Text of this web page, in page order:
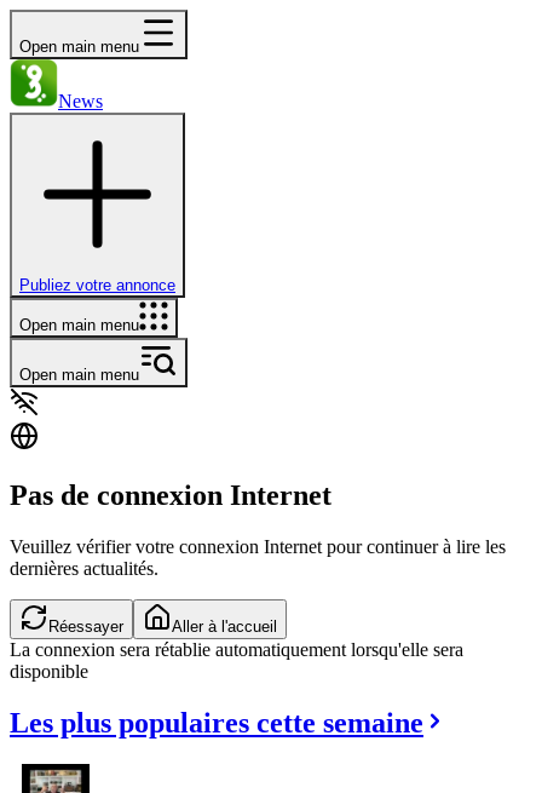
Open main menu
News
Publiez votre annonce
Open main menu
Open main menu
Pas de connexion Internet
Veuillez vérifier votre connexion Internet pour continuer à lire les
dernières actualités.
Réessayer Aller à l'accueil
La connexion sera rétablie automatiquement lorsqu'elle sera
disponible
Les plus populaires cette semaine